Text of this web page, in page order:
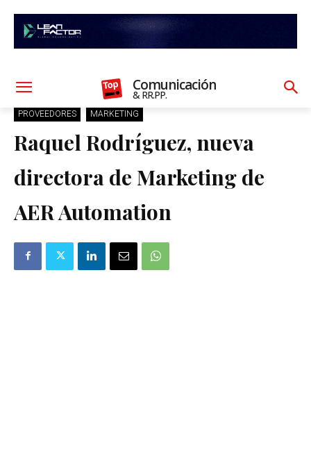
Comunicación
& RR.PP.
PROVEEDORES MARKETING
Raquel Rodríguez, nueva
directora de Marketing de
AER Automation